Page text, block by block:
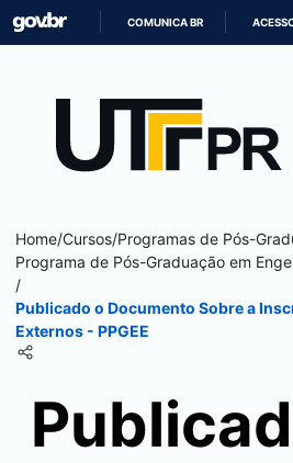
COMUNICA BR
Home/Cursos/Programas de Pós-
Programa de Pós-Graduação em
/
Publicado o Documento Sobre a
Externos - PPGEE